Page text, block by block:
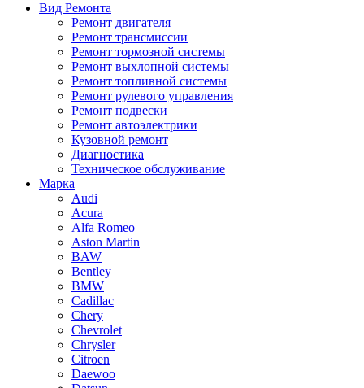
Вид Ремонта
Ремонт двигателя
Ремонт трансмиссии
Ремонт тормозной системы
Ремонт выхлопной системы
Ремонт топливной системы
Ремонт рулевого управления
Ремонт подвески
Ремонт автоэлектрики
Кузовной ремонт
Диагностика
Техническое обслуживание
Марка
Audi
Acura
Alfa Romeo
Aston Martin
BAW
Bentley
BMW
Cadillac
Chery
Chevrolet
Chrysler
Citroen
Daewoo